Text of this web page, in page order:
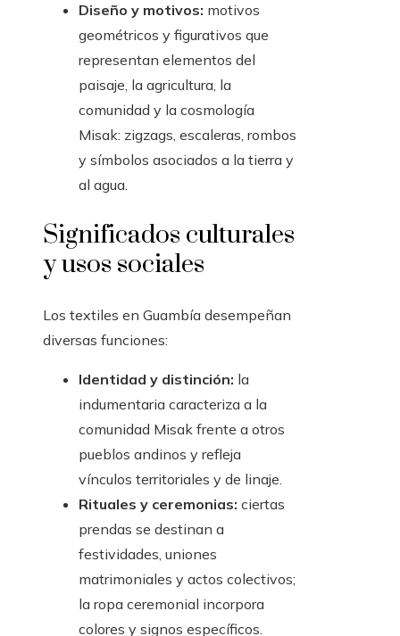
Diseño y motivos: motivos
geométricos y figurativos que
representan elementos del
paisaje, la agricultura, la
comunidad y la cosmología
Misak: zigzags, escaleras, rombos
y símbolos asociados a la tierra y
al agua.
Significados culturales
y usos sociales
Los textiles en Guambía desempeñan
diversas funciones:
Identidad y distinción: la
indumentaria caracteriza a la
comunidad Misak frente a otros
pueblos andinos y refleja
vínculos territoriales y de linaje.
Rituales y ceremonias: ciertas
prendas se destinan a
festividades, uniones
matrimoniales y actos colectivos;
la ropa ceremonial incorpora
colores y signos específicos.